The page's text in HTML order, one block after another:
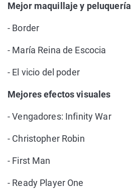
Mejor maquillaje y peluquería
- Border
- María Reina de Escocia
- El vicio del poder
Mejores efectos visuales
- Vengadores: Infinity War
- Christopher Robin
- First Man
- Ready Player One